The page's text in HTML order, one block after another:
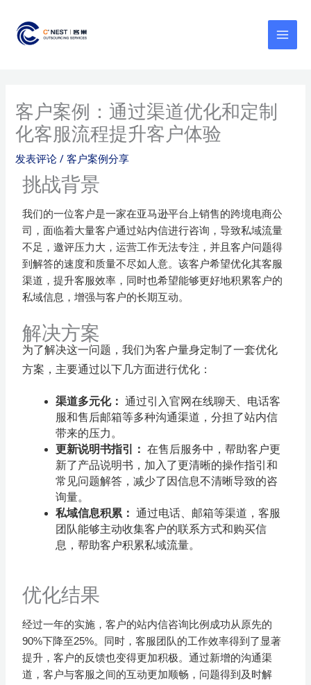
客户案例：通过渠道优化和定制
化客服流程提升客户体验
发表评论 /客户案例分享
挑战背景
我们的一位客户是一家在亚马逊平台上销售的跨境电商公
司，面临着大量客户通过站内信进行咨询，导致私域流量
不足，邀评压力大，运营工作无法专注，并且客户问题得
到解答的速度和质量不尽如人意。该客户希望优化其客服
渠道，提升客服效率，同时也希望能够更好地积累客户的
私域信息，增强与客户的长期互动。
解决方案
为了解决这一问题，我们为客户量身定制了一套优化
方案，主要通过以下几方面进行优化：
渠道多元化： 通过引入官网在线聊天、电话客
服和售后邮箱等多种沟通渠道，分担了站内信
带来的压力。
更新说明书指引： 在售后服务中，帮助客户更
新了产品说明书，加入了更清晰的操作指引和
常见问题解答，减少了因信息不清晰导致的咨
询量。
私域信息积累： 通过电话、邮箱等渠道，客服
团队能够主动收集客户的联系方式和购买信
息，帮助客户积累私域流量。
优化结果
经过一年的实施，客户的站内信咨询比例成功从原先的
90%下降至25%。同时，客服团队的工作效率得到了显著
提升，客户的反馈也变得更加积极。通过新增的沟通渠
道，客户与客服之间的互动更加顺畅，问题得到及时解